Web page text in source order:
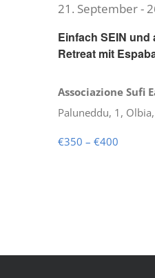
Einfach SEIN
Retreat mit
21. September-
Associazione Sufi
Paluneddu, 1,
€350 – €400